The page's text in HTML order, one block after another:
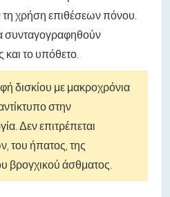
χρήση επιθέσεων πόνου.
συνταγογραφηθούν
και το υπόθετο.
δισκίου με μακροχρόνια
στην
Δεν επιτρέπεται
του ήπατος, της
βρογχικού άσθματος.